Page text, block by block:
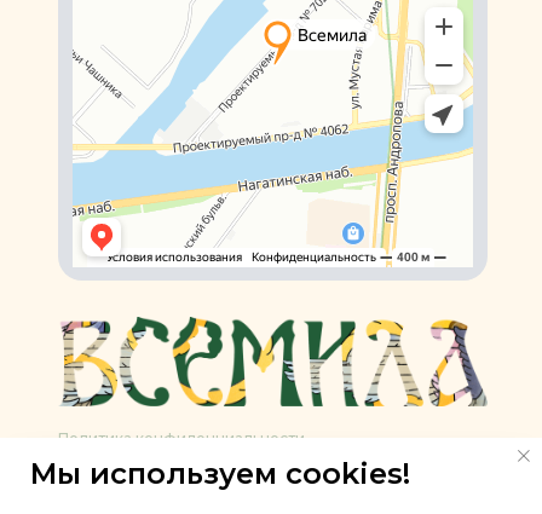
Политика конфиденциальности
Медицинская лицензия
Мы используем cookies!